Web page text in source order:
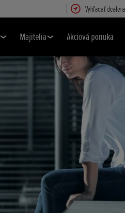
Vyhľadať dealera
Majitelia Akciová ponuka